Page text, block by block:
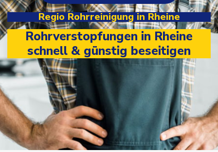
Regio Rohrreinigung in Rheine
Rohrverstopfungen in Rheine
schnell & günstig beseitigen